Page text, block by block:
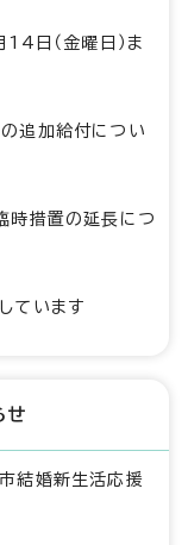
日（金曜日）ま
追加給付につい
時措置の延長につ
ています
せ
結婚新生活応援